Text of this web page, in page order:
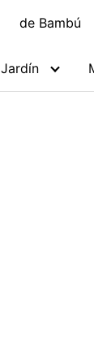
de Bambú
Jardín